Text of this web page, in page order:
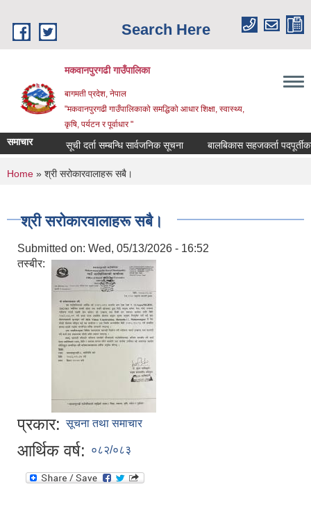
Search Here
मकवानपुरगढी गाउँपालिका
बागमती प्रदेश, नेपाल
"मकवानपुरगढी गाउँपालिकाको समद्धिको आधार शिक्षा, स्‍वास्‍थ्‍य,
कृषि, पर्यटन र पूर्वाधार "
समाचार सूची दर्ता सम्बन्धि सार्वजनिक सूचना बालबिकास सहजकर्ता पदपूर्तीका
You are here
Home » श्री सरोकारवालाहरू सबै।
श्री सरोकारवालाहरू सबै।
Submitted on: Wed, 05/13/2026 - 16:52
तस्बीर:
प्रकार: सूचना तथा समाचार
आर्थिक वर्ष: ०८२/०८३